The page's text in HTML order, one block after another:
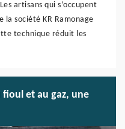
artisans qui s’occupent
la société KR Ramonage
technique réduit les
fioul et au gaz, une